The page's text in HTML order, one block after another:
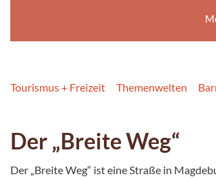
Tourismus + Freizeit Themenwelten
Der „Breite Weg“
Der „Breite Weg“ ist eine Straße in